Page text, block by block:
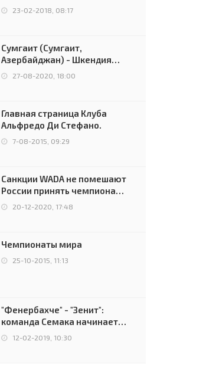
УЕФА остаётся за Россией
23-02-2018, 08:17
Сумгаит (Сумгаит,
Азербайджан) - Шкендия
(Тетово, Северная
Македония) - 0:2 (0:0)
27-08-2020, 18:00
Главная страница Клуба
Альфредо Ди Стефано.
7-08-2015, 09:29
Санкции WADA не помешают
России принять чемпионат
Европы и финал Лиги
чемпионов.
20-12-2020, 17:48
Чемпионаты мира
25-10-2015, 11:13
"Фенербахче" - "Зенит":
команда Семака начинает
путь в плей-офф Лиги
12-02-2019, 10:30